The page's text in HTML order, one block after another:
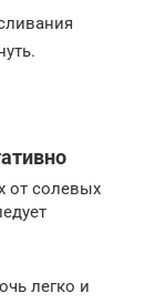
от солевых
легко и